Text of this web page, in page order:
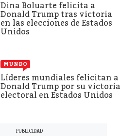
Dina Boluarte felicita a
Donald Trump tras victoria
en las elecciones de Estados
Unidos
MUNDO
Líderes mundiales felicitan a
Donald Trump por su victoria
electoral en Estados Unidos